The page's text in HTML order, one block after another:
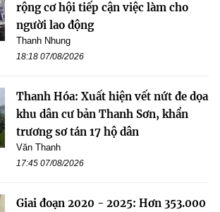
rộng cơ hội tiếp cận việc làm cho
người lao động
Thanh Nhung
18:18 07/08/2026
Thanh Hóa: Xuất hiện vết nứt đe dọa
khu dân cư bản Thanh Sơn, khẩn
trương sơ tán 17 hộ dân
Văn Thanh
17:45 07/08/2026
Giai đoạn 2020 - 2025: Hơn 353.000